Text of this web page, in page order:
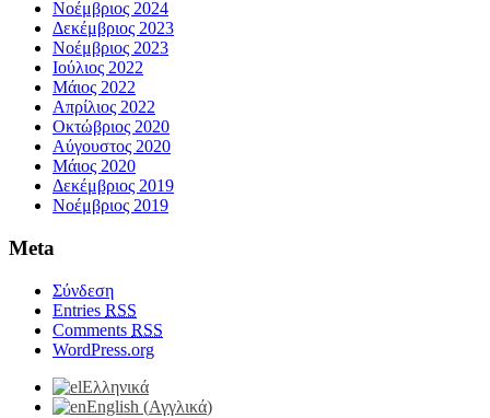
Νοέμβριος 2024
Δεκέμβριος 2023
Νοέμβριος 2023
Ιούλιος 2022
Μάιος 2022
Απρίλιος 2022
Οκτώβριος 2020
Αύγουστος 2020
Μάιος 2020
Δεκέμβριος 2019
Νοέμβριος 2019
Meta
Σύνδεση
Entries RSS
Comments RSS
WordPress.org
Ελληνικά
English (Αγγλικά)